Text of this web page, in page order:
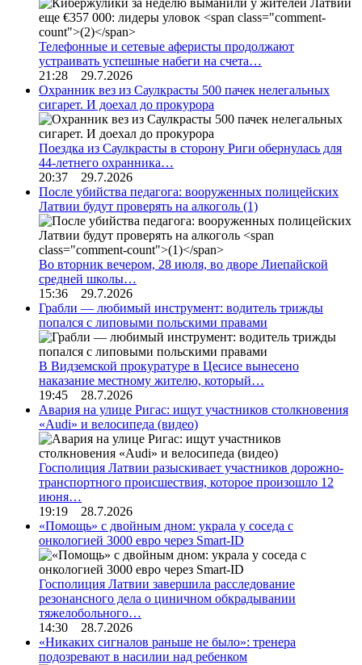
Телефонные и сетевые аферисты продолжают
устраивать успешные набеги на счета…
21:28 29.7.2026
Охранник вез из Саулкрасты 500 пачек нелегальных
сигарет. И доехал до прокурора
Поездка из Саулкрасты в сторону Риги обернулась для
44-летнего охранника…
20:37 29.7.2026
После убийства педагога: вооруженных полицейских
Латвии будут проверять на алкоголь (1)
Во вторник вечером, 28 июля, во дворе Лиепайской
средней школы…
15:36 29.7.2026
Грабли — любимый инструмент: водитель трижды
попался с липовыми польскими правами
В Видземской прокуратуре в Цесисе вынесено
наказание местному жителю, который…
19:45 28.7.2026
Авария на улице Ригас: ищут участников столкновения
«Audi» и велосипеда (видео)
Госполиция Латвии разыскивает участников дорожно-
транспортного происшествия, которое произошло 12
июня…
19:19 28.7.2026
«Помощь» с двойным дном: украла у соседа с
онкологией 3000 евро через Smart-ID
Госполиция Латвии завершила расследование
резонансного дела о циничном обкрадывании
тяжелобольного…
14:30 28.7.2026
«Никаких сигналов раньше не было»: тренера
подозревают в насилии над ребенком